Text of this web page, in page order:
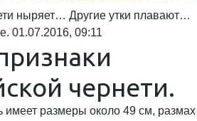
ныряет… Другие утки плавают…
01.07.2016, 09:11
чернети.
имеет размеры около 49 см, размах